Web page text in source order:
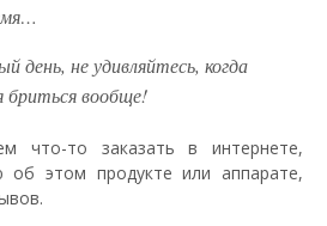
день, не удивляйтесь, когда
бриться вообще!
что-то заказать в интернете,
этом продукте или аппарате,